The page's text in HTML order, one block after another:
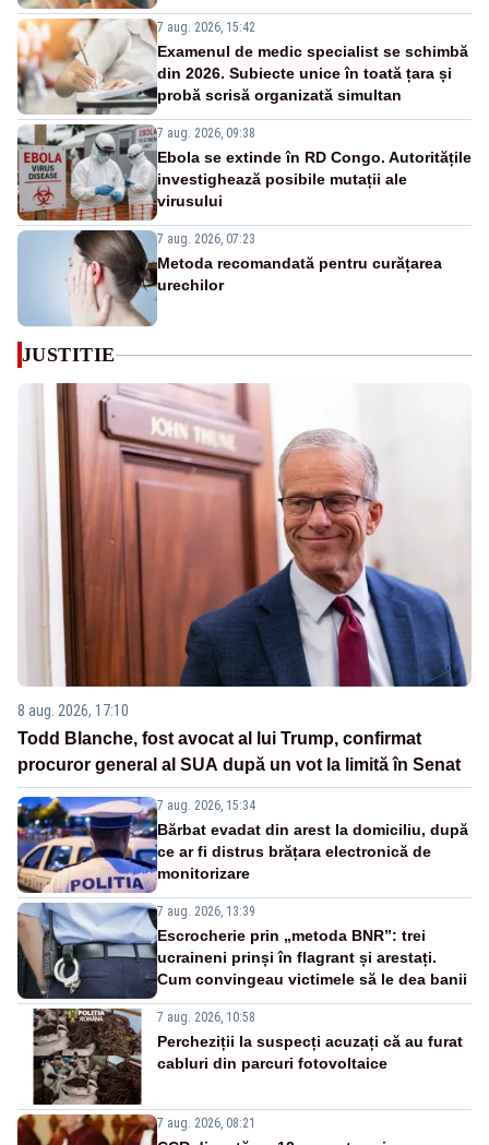
7 aug. 2026, 15:42
Examenul de medic specialist se schimbă
din 2026. Subiecte unice în toată țara și
probă scrisă organizată simultan
7 aug. 2026, 09:38
Ebola se extinde în RD Congo. Autoritățile
investighează posibile mutații ale
virusului
7 aug. 2026, 07:23
Metoda recomandată pentru curățarea
urechilor
JUSTITIE
8 aug. 2026, 17:10
Todd Blanche, fost avocat al lui Trump, confirmat
procuror general al SUA după un vot la limită în Senat
7 aug. 2026, 15:34
Bărbat evadat din arest la domiciliu, după
ce ar fi distrus brățara electronică de
monitorizare
7 aug. 2026, 13:39
Escrocherie prin „metoda BNR”: trei
ucraineni prinși în flagrant și arestați.
Cum convingeau victimele să le dea banii
7 aug. 2026, 10:58
Percheziții la suspecți acuzați că au furat
cabluri din parcuri fotovoltaice
7 aug. 2026, 08:21